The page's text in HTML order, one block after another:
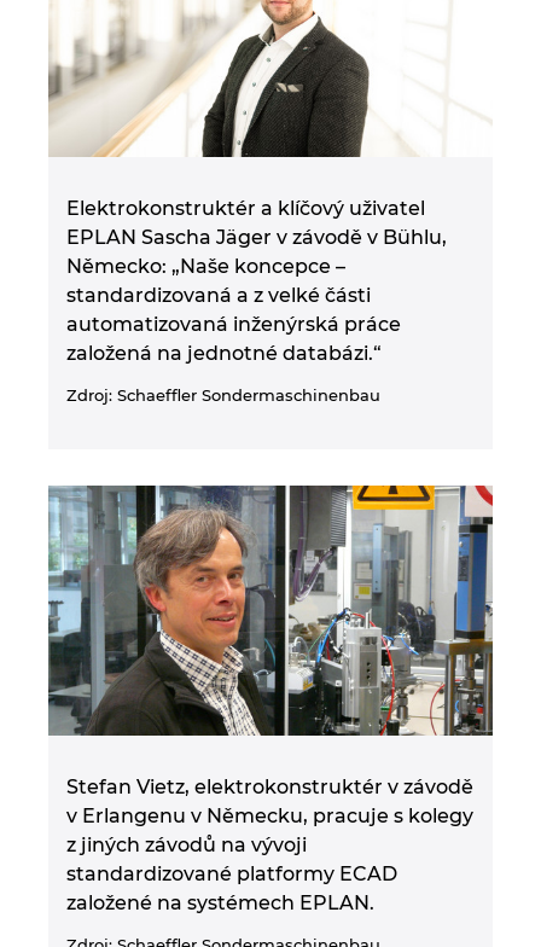
Elektrokonstruktér a klíčový uživatel
EPLAN Sascha Jäger v závodě v Bühlu,
Německo: „Naše koncepce –
standardizovaná a z velké části
automatizovaná inženýrská práce
založená na jednotné databázi.“
Zdroj: Schaeffler Sondermaschinenbau
Stefan Vietz, elektrokonstruktér v závodě
v Erlangenu v Německu, pracuje s kolegy
z jiných závodů na vývoji
standardizované platformy ECAD
založené na systémech EPLAN.
Polsko
Portugalsko
Rakousko
Rumunsko
Řecko
Singapur
Slovinsko
Spojené arabské emiráty
Srbsko
Španělsko
Švédsko
Švýcarsko
Thajsko